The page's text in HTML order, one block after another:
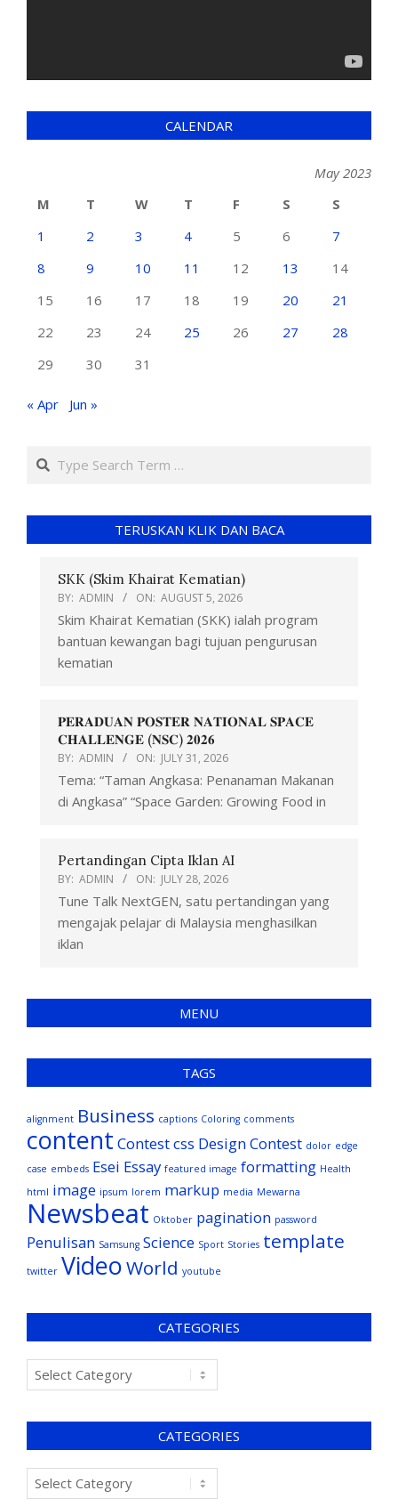
CALENDAR
May 2023
M
T W T F S
S
1
2 3 4 5 6
7
8
9 10 11 12 13
14
15
16 17 18 19 20
21
22
23 24 25 26 27
28
29
30 31
« Apr Jun »
TERUSKAN KLIK DAN BACA
SKK (Skim Khairat Kematian)
BY: ADMIN ON: AUGUST 5, 2026
Skim Khairat Kematian (SKK) ialah program
bantuan kewangan bagi tujuan pengurusan
kematian
𝐏𝐄𝐑𝐀𝐃𝐔𝐀𝐍 𝐏𝐎𝐒𝐓𝐄𝐑 𝐍𝐀𝐓𝐈𝐎𝐍𝐀𝐋 𝐒𝐏𝐀𝐂𝐄
𝐂𝐇𝐀𝐋𝐋𝐄𝐍𝐆𝐄 (𝐍𝐒𝐂) 𝟐𝟎𝟐𝟔
BY: ADMIN ON: JULY 31, 2026
Tema: “Taman Angkasa: Penanaman Makanan
di Angkasa” “Space Garden: Growing Food in
Pertandingan Cipta Iklan AI
BY: ADMIN ON: JULY 28, 2026
Tune Talk NextGEN, satu pertandingan yang
mengajak pelajar di Malaysia menghasilkan
iklan
MENU
TAGS
alignment Business captions Coloring comments
content Contestcss Design Contest dolor edge
case embeds Esei Essay featured image formatting Health
html image ipsum lorem markup media Mewarna
Newsbeat Oktober pagination password
Penulisan Samsung Science Sport Stories template
twitter VideoWorld youtube
CATEGORIES
CATEGORIES